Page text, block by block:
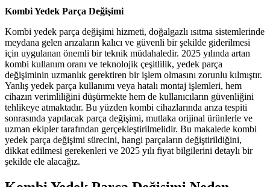
Kombi Yedek Parça Değişimi
Kombi yedek parça değişimi hizmeti, doğalgazlı ısıtma sistemlerinde
meydana gelen arızaların kalıcı ve güvenli bir şekilde giderilmesi
için uygulanan önemli bir teknik müdahaledir. 2025 yılında artan
kombi kullanım oranı ve teknolojik çeşitlilik, yedek parça
değişiminin uzmanlık gerektiren bir işlem olmasını zorunlu kılmıştır.
Yanlış yedek parça kullanımı veya hatalı montaj işlemleri, hem
cihazın verimliliğini düşürmekte hem de kullanıcıların güvenliğini
tehlikeye atmaktadır. Bu yüzden kombi cihazlarında arıza tespiti
sonrasında yapılacak parça değişimi, mutlaka orijinal ürünlerle ve
uzman ekipler tarafından gerçekleştirilmelidir. Bu makalede kombi
yedek parça değişimi sürecini, hangi parçaların değiştirildiğini,
dikkat edilmesi gerekenleri ve 2025 yılı fiyat bilgilerini detaylı bir
şekilde ele alacağız.